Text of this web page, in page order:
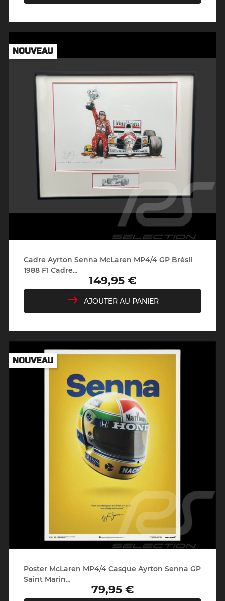
Cadre Ayrton Senna McLaren MP4/4 GP Brésil
1988 F1 Cadre...
Prix
149,95 €
AJOUTER AU PANIER
NOUVEAU
Poster McLaren MP4/4 Casque Ayrton Senna GP
Saint Marin...
Prix
79,95 €
NOUVEAU